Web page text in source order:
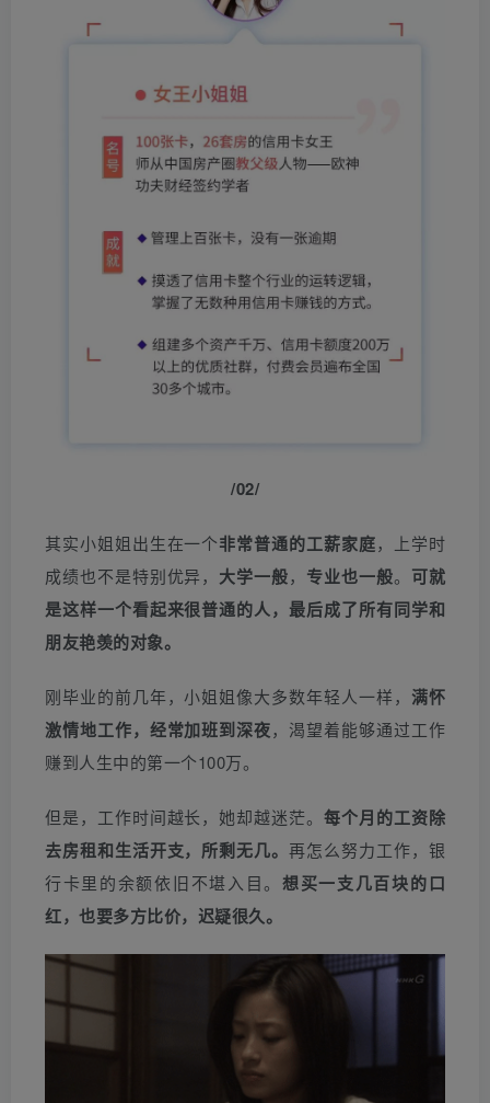
/02/
其实小姐姐出生在一个非常普通的工薪家庭，上学时
成绩也不是特别优异， 大学一般， 专业也一般。 可就
是这样一个看起来很普通的人，最后成了所有同学和
朋友艳羡的对象。
刚毕业的前几年，小姐姐像大多数年轻人一样， 满怀
激情地工作，经常加班到深夜，渴望着能够通过工作
赚到人生中的第一个100万。
但是，工作时间越长，她却越迷茫。 每个月的工资除
去房租和生活开支，所剩无几。再怎么努力工作，银
行卡里的余额依旧不堪入目。 想买一支几百块的口
红，也要多方比价，迟疑很久。